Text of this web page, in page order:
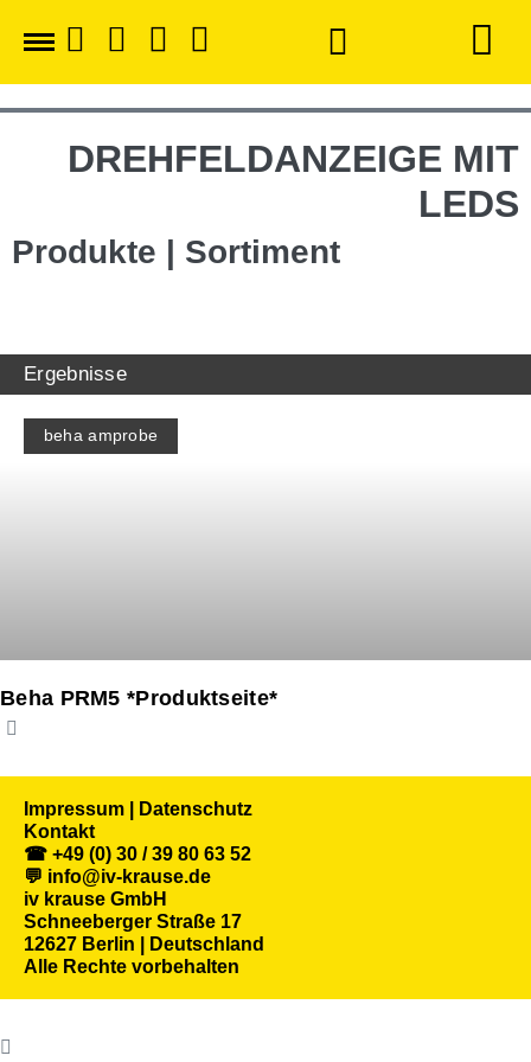
DREHFELDANZEIGE MIT
LEDS
Produkte | Sortiment
Ergebnisse
beha amprobe
Beha PRM5 *Produktseite*
Impressum | Datenschutz
Kontakt
☎ +49 (0) 30 / 39 80 63 52
💬 info@iv-krause.de
iv krause GmbH
Schneeberger Straße 17
12627 Berlin | Deutschland
Alle Rechte vorbehalten